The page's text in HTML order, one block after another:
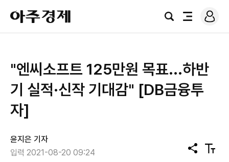
아
주
경
검
전
로
그
"엔씨소프트 125만원 목표...하반
기 실적·신작 기대감" [DB금융투
자]
윤지은 기자
입력 2021-08-20 09:24
공
텍